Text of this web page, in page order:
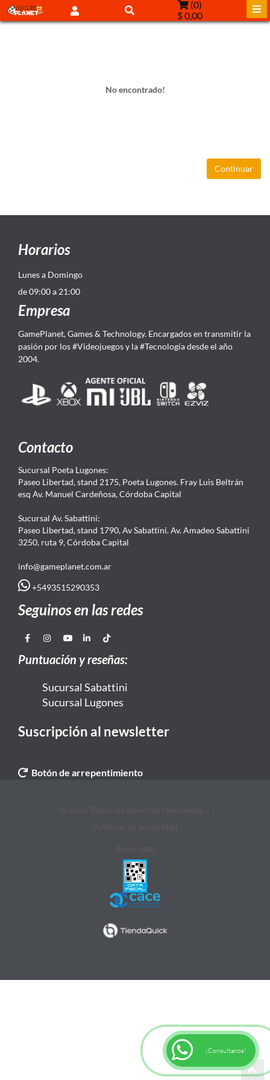
(0)
$ 0,00
No encontrado!
Continuar
Horarios
Lunes a Domingo
de 09:00 a 21:00
Empresa
GamePlanet, Games & Technology. Encargados en transmitir la
pasión por los #Videojuegos y la #Tecnología desde el año
2004.
Contacto
Sucursal Poeta Lugones:
Paseo Libertad, stand 2175, Poeta Lugones. Fray Luis Beltrán
esq Av. Manuel Cardeñosa, Córdoba Capital
Sucursal Av. Sabattini:
Paseo Libertad, stand 1790, Av Sabattini. Av. Amadeo Sabattini
3250, ruta 9, Córdoba Capital
info@gameplanet.com.ar
+5493515290353
Seguinos en las redes
Puntuación y reseñas:
Sucursal Sabattini
Sucursal Lugones
Suscripción al newsletter
Botón de arrepentimiento
¡Consultanos!